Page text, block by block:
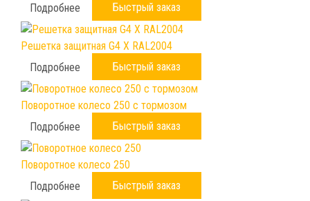
Подробнее
Быстрый заказ
Решетка защитная G4 X RAL2004
Подробнее
Быстрый заказ
Поворотное колесо 250 с тормозом
Подробнее
Быстрый заказ
Поворотное колесо 250
Подробнее
Быстрый заказ